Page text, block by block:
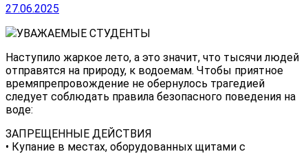
27.06.2025
️УВАЖАЕМЫЕ СТУДЕНТЫ
Наступило жаркое лето, а это значит, что тысячи людей
отправятся на природу, к водоемам. Чтобы приятное
времяпрепровождение не обернулось трагедией
следует соблюдать правила безопасного поведения на
воде:
ЗАПРЕЩЕННЫЕ ДЕЙСТВИЯ
• Купание в местах, оборудованных щитами с